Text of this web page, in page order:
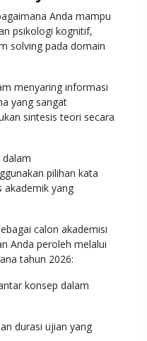
Anda mampu
psikologi kognitif,
solving pada domain
menyaring informasi
yang sangat
sintesis teori secara
pilihan kata
akademik yang
calon akademisi
Anda peroleh melalui
tahun 2026:
konsep dalam
durasi ujian yang